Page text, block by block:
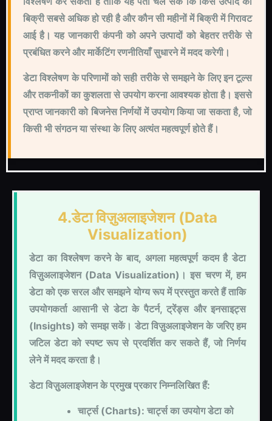
बिक्री सबसे अधिक हो रही है और कौन सी महीनों में बिक्री में गिरावट
आई है। यह जानकारी कंपनी को अपने उत्पादों को बेहतर तरीके से
प्रबंधित करने और मार्केटिंग रणनीतियाँ सुधारने में मदद करेगी।
डेटा विश्लेषण के परिणामों को सही तरीके से समझने के लिए इन टूल्स
और तकनीकों का कुशलता से उपयोग करना आवश्यक होता है। इससे
प्राप्त जानकारी को बिजनेस निर्णयों में उपयोग किया जा सकता है, जो
किसी भी संगठन या संस्था के लिए अत्यंत महत्वपूर्ण होते हैं।
4.डेटा विज़ुअलाइजेशन (Data
Visualization)
डेटा का विश्लेषण करने के बाद, अगला महत्वपूर्ण कदम है डेटा
विज़ुअलाइजेशन (Data Visualization)। इस चरण में, हम
डेटा को एक सरल और समझने योग्य रूप में प्रस्तुत करते हैं ताकि
उपयोगकर्ता आसानी से डेटा के पैटर्न, ट्रेंड्स और इनसाइट्स
(Insights) को समझ सकें। डेटा विज़ुअलाइजेशन के जरिए हम
जटिल डेटा को स्पष्ट रूप से प्रदर्शित कर सकते हैं, जो निर्णय
लेने में मदद करता है।
डेटा विज़ुअलाइजेशन के प्रमुख प्रकार निम्नलिखित हैं:
चार्ट्स (Charts): चार्ट्स का उपयोग डेटा को